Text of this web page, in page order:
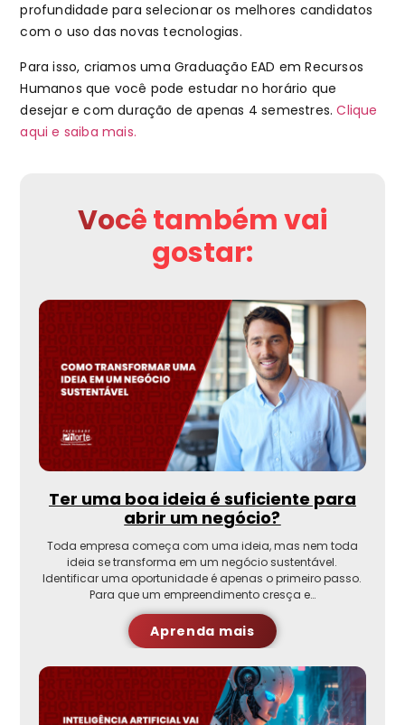
profundidade para selecionar os melhores candidatos
com o uso das novas tecnologias.
Para isso, criamos uma Graduação EAD em Recursos
Humanos que você pode estudar no horário que
desejar e com duração de apenas 4 semestres.Clique
aqui e saiba mais.
Você também vai
gostar:
Ter uma boa ideia é suficiente para
abrir um negócio?
Toda empresa começa com uma ideia, mas nem toda
ideia se transforma em um negócio sustentável.
Identificar uma oportunidade é apenas o primeiro passo.
Para que um empreendimento cresça e…
Aprenda mais